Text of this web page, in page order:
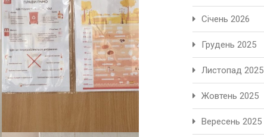
Січень 2026
Грудень 2025
Листопад 2025
Жовтень 2025
Вересень 2025